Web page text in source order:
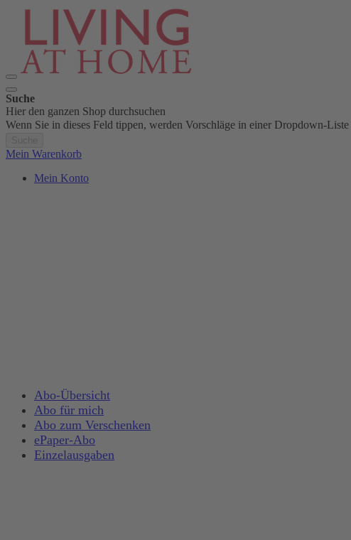
Suche
Hier den ganzen Shop durchsuchen
Wenn Sie in dieses Feld tippen, werden Vorschläge in einer Dropdown-Liste
Mein Warenkorb
Mein Konto
Abo-Übersicht
Abo für mich
Abo zum Verschenken
ePaper-Abo
Einzelausgaben